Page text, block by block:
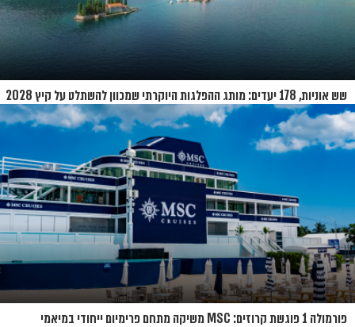
שש אוניות, 178 יעדים: מותג ההפלגות היוקרתי שמכוון להשתלט על קיץ 2028
פורמולה 1 פוגשת קרוזים: MSC משיקה מתחם פרימיום ייחודי במיאמי